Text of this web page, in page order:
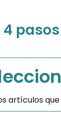
artículos